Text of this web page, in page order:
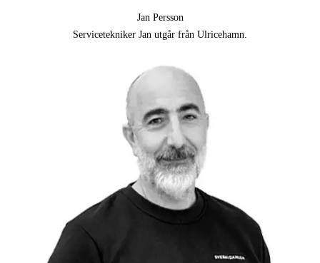
Jan Persson
Servicetekniker Jan utgår från Ulricehamn.